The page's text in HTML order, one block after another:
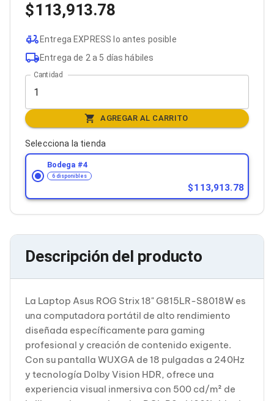
Dispositivos de Entrada
Mouse
Mousepads
Teclados
Teclados Numéricos
Controles de Juego para PC
Servidores
Accesorios para Servidores
Racks y Gabinetes
Charolas para Racks y Gabinetes
Cableado Estructurado para Servidores
Cables KVM
Fuentes de Poder
Enfriamiento para Servidores
Soportes y Paneles
Sistemas Operativos para Servidores
Servidores
Soportes de Datos
Discos Duros / SSD / NAS
Accesorios para Discos Duros
Gabinetes de Discos Duros
Discos Duros Externos
Discos Duros para Videovigilancia
Discos Duros para Servidores
Accesorios para SSD
Gabinetes para SSD
Almacenamiento MSA
Discos Duros Internos para PC
Discos Duros Internos para Laptop
Monitores
113,913.78
Entrega EXPRESS lo antes posible
Entrega de 2 a 5 días hábiles
Cantidad
AGREGAR AL CARRITO
Selecciona la tienda
Bodega #4
6 disponibles
113,913.78
Descripción del producto
La Laptop Asus ROG Strix 18" G815LR-S8018W es
una computadora portátil de alto rendimiento
diseñada específicamente para gaming
profesional y creación de contenido exigente.
Con su pantalla WUXGA de 18 pulgadas a 240Hz
y tecnología Dolby Vision HDR, ofrece una
experiencia visual inmersiva con 500 cd/m² de